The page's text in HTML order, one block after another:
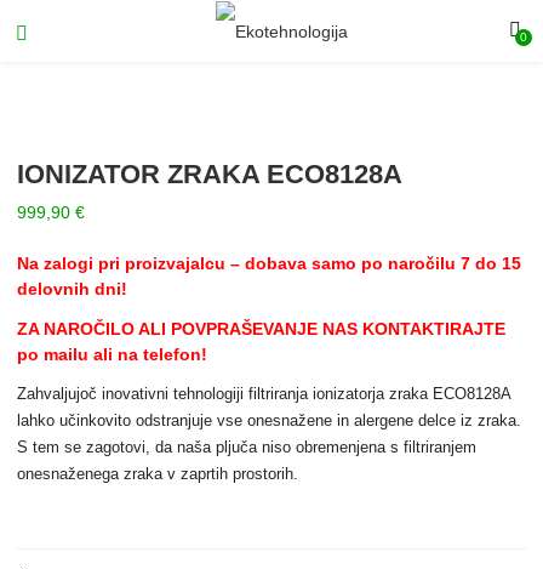
0
IONIZATOR ZRAKA ECO8128A
999,90€
Na zalogi pri proizvajalcu – dobava samo po naročilu 7 do 15
delovnih dni!
ZA NAROČILO ALI POVPRAŠEVANJE NAS KONTAKTIRAJTE
po mailu ali na telefon!
Zahvaljujoč inovativni tehnologiji filtriranja ionizatorja zraka ECO8128A
lahko učinkovito odstranjuje vse onesnažene in alergene delce iz zraka.
S tem se zagotovi, da naša pljuča niso obremenjena s filtriranjem
onesnaženega zraka v zaprtih prostorih.